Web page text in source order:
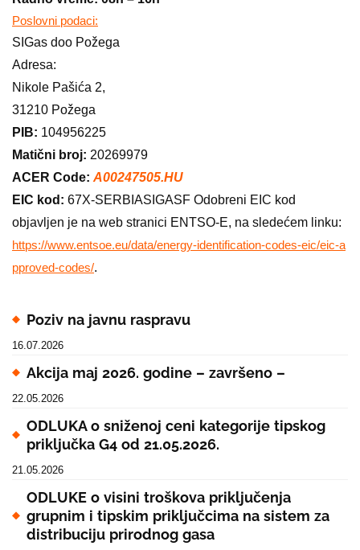
Poslovni podaci:
SIGas doo Požega
Adresa:
Nikole Pašića 2,
31210 Požega
PIB: 104956225
Matični broj: 20269979
ACER Code: A00247505.HU
EIC kod: 67X-SERBIASIGASF Odobreni EIC kod
objavljen je na web stranici ENTSO-E, na sledećem linku:
https://www.entsoe.eu/data/energy-identification-codes-eic/eic-a
pproved-codes/.
Poziv na javnu raspravu
16.07.2026
Akcija maj 2026. godine – završeno –
22.05.2026
ODLUKA o sniženoj ceni kategorije tipskog
priključka G4 od 21.05.2026.
21.05.2026
ODLUKE o visini troškova priključenja
grupnim i tipskim priključcima na sistem za
distribuciju prirodnog gasa